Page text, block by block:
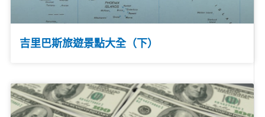
吉里巴斯旅遊景點大全（下）